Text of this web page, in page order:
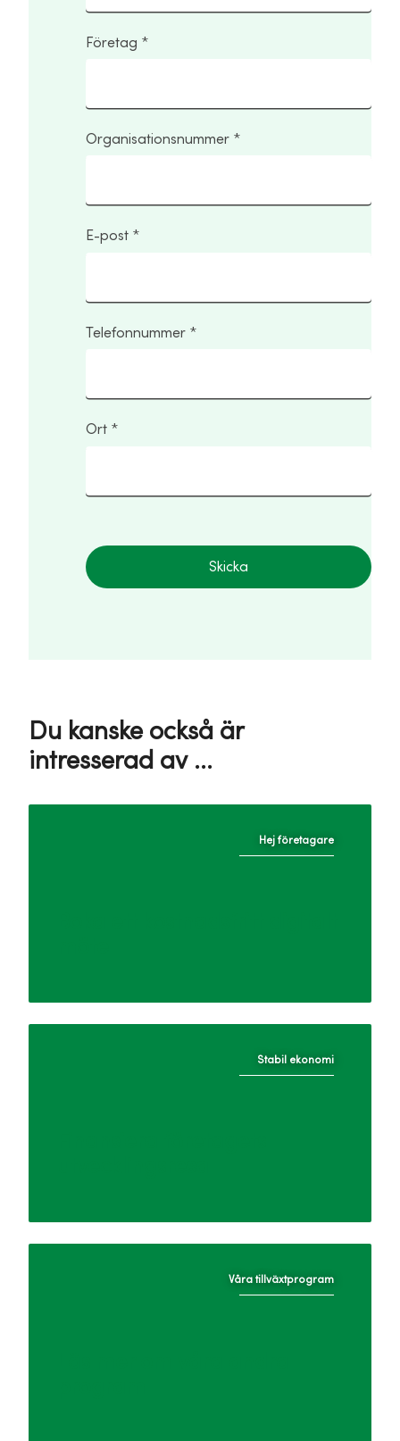
Företag
Organisationsnummer
E-post
Telefonnummer
Ort
Skicka
Du kanske också är
intresserad av ...
Hej företagare
Stabil ekonomi
Våra tillväxtprogram